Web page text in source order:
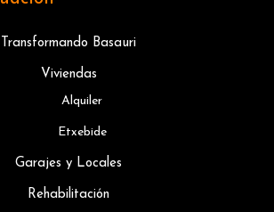
Transformando Basauri
Viviendas
Alquiler
Etxebide
Garajes y Locales
Rehabilitación